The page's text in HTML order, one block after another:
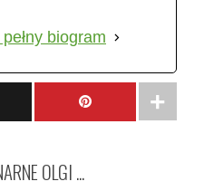
biogram
OLGI ...